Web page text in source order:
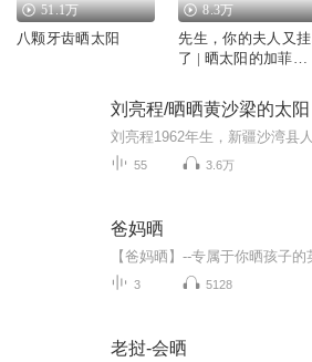
51.1万
八颗牙齿晒太阳
8.3万
先生，你的夫人又挂
了 | 晒太阳的加菲猫
刘亮程/晒晒黄沙梁的太阳
55 3.6万
爸妈晒
3 5128
老挝-会晒